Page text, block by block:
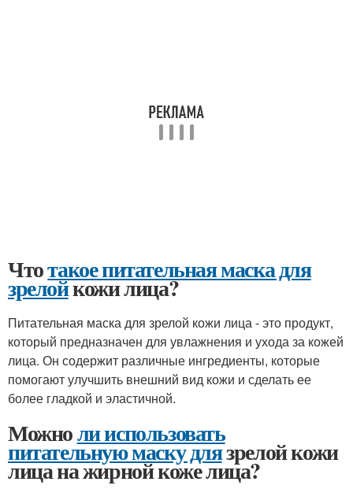
Чтотакое питательная маска для
зрелойкожи лица?
Питательная маска для зрелой кожи лица - это продукт,
который предназначен для увлажнения и ухода за кожей
лица. Он содержит различные ингредиенты, которые
помогают улучшить внешний вид кожи и сделать ее
более гладкой и эластичной.
Можноли использовать
питательную маску длязрелой кожи
лица на жирной коже лица?